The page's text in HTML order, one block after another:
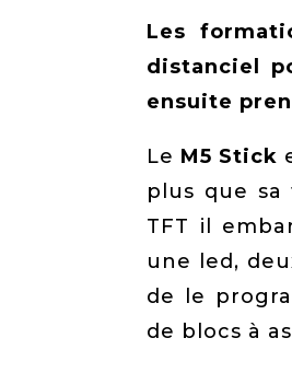
Les
distanciel
ensuite
Le M5 Stick
plus que sa
TFT il
une led,
de le
de blocs à